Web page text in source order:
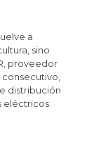
a
sino
proveedor
distribución
eléctricos